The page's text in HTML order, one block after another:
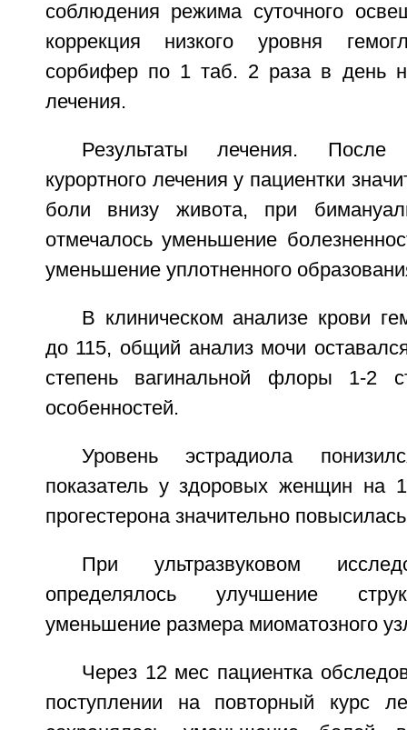
соблюдения режима суточного
коррекция низкого уровня
сорбифер по 1 таб. 2 раза в день
лечения.
Результаты лечения. После
курортного лечения у пациентки
боли внизу живота, при
отмечалось уменьшение
уменьшение уплотненного
В клиническом анализе крови
до 115, общий анализ мочи
степень вагинальной флоры 1-2
особенностей.
Уровень эстрадиола
показатель у здоровых женщин на
прогестерона значительно
При ультразвуковом
определялось улучшение
уменьшение размера миоматозного
Через 12 мес пациентка
поступлении на повторный курс